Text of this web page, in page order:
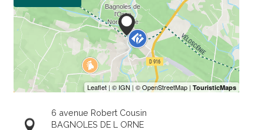
6 avenue Robert Cousin
BAGNOLES DE L ORNE